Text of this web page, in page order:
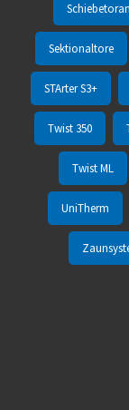
Sektionaltore
STArter S3+
Twist 350
Twist ML
UniTherm